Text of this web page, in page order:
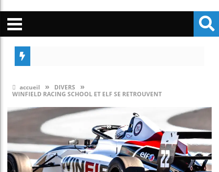
accueil » DIVERS »
WINFIELD RACING SCHOOL ET ELF SE RETROUVENT